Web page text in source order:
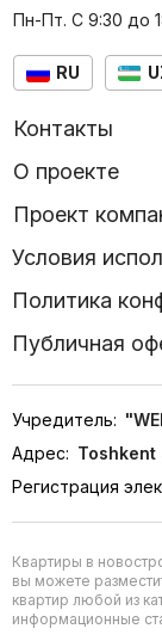
Пн-Пт. С 9:30 до
RU
Контакты
О проекте
Проект
Условия
Политика
Публичная
Учредитель:
Адрес: Toshkent
Регистрация
Квартиры в
вы можете
квартир любой из
информационные